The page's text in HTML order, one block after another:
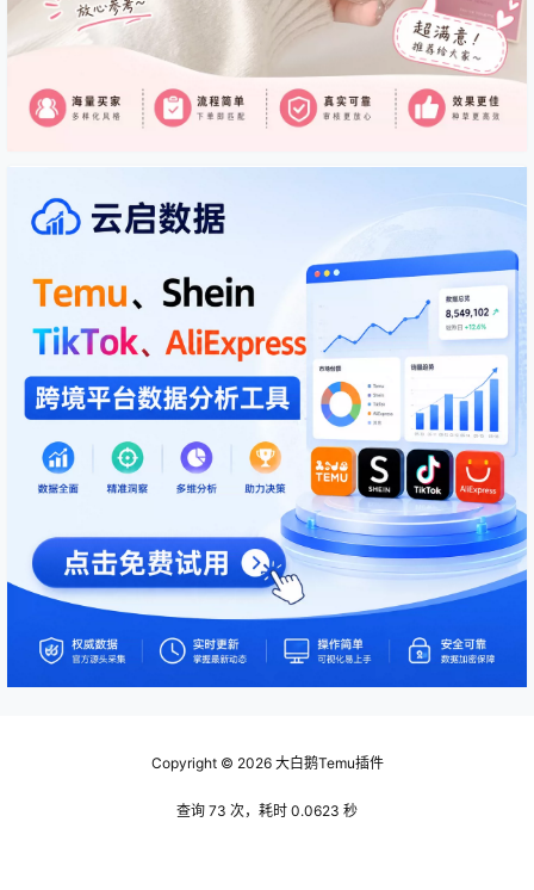
Copyright © 2026大白鹅Temu插件
查询 73 次，耗时 0.0623 秒